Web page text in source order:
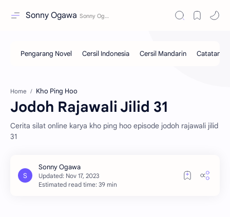
Sonny Ogawa
Home Kho Ping Hoo
Jodoh Rajawali Jilid 31
Cerita silat online karya kho ping hoo episode jodoh rajawali jilid
31
Estimated read time: 39 min